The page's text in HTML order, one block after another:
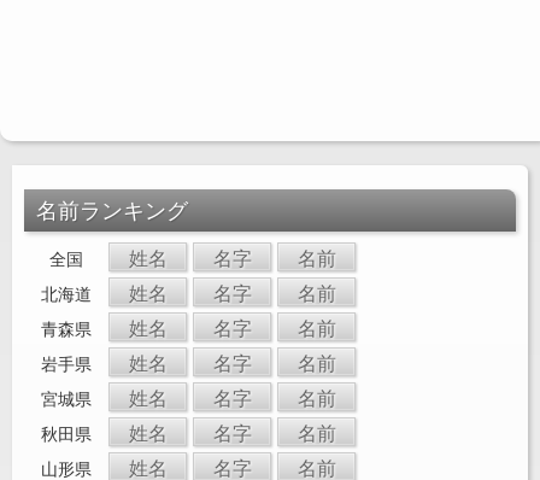
名前ランキング
全国 姓名 名字 名前
北海道 姓名 名字 名前
青森県 姓名 名字 名前
岩手県 姓名 名字 名前
宮城県 姓名 名字 名前
秋田県 姓名 名字 名前
山形県 姓名 名字 名前